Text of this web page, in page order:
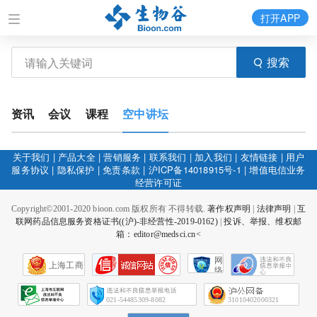
搜索
打开APP
资讯 会议 课程 空中讲坛
关于我们 | 产品大全|营销服务 | 联系我们 | 加入我们 | 友情链接 | 用户
服务协议 | 隐私保护 |免责条款 | 沪ICP备14018915号-1 |增值电信业务
经营许可证
Copyright©2001-2020 bioon.com 版权所有 不得转载.著作权声明 法律声明
互
联网药品信息服务资格证书((沪)-非经营性-2019-0162)|投诉、举报、维权邮
箱：editor@medsci.cn<
上海工商
网
络
会
征
021-54485309-8082 31010402000321